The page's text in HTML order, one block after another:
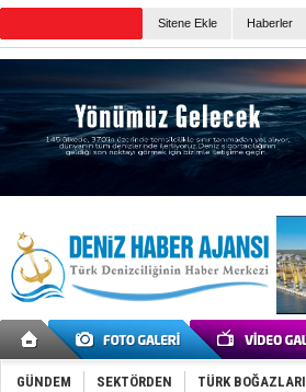
Sitene Ekle Haberler
GÜNDEM SEKTÖRDEN TÜRK BOĞAZLARI